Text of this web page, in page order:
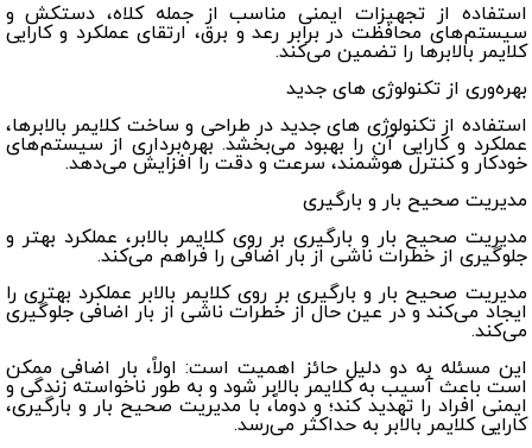
استفاده از تجهیزات ایمنی مناسب از جمله کلاه، دستکش و
سیستم‌های محافظت در برابر رعد و برق، ارتقای عملکرد و کارایی
کلایمر بالابرها را تضمین می‌کند.
بهره‌وری از تکنولوژی های جدید
استفاده از تکنولوژی های جدید در طراحی و ساخت کلایمر بالابرها،
عملکرد و کارایی آن را بهبود می‌بخشد. بهره‌برداری از سیستم‌های
خودکار و کنترل هوشمند، سرعت و دقت را افزایش می‌دهد.
مدیریت صحیح بار و بارگیری
مدیریت صحیح بار و بارگیری بر روی کلایمر بالابر، عملکرد بهتر و
جلوگیری از خطرات ناشی از بار اضافی را فراهم می‌کند.
مدیریت صحیح بار و بارگیری بر روی کلایمر بالابر عملکرد بهتری را
ایجاد می‌کند و در عین حال از خطرات ناشی از بار اضافی جلوگیری
می‌کند.
این مسئله به دو دلیل حائز اهمیت است: اولاً، بار اضافی ممکن
است باعث آسیب به کلایمر بالابر شود و به طور ناخواسته زندگی و
ایمنی افراد را تهدید کند؛ و دوماً، با مدیریت صحیح بار و بارگیری،
کارایی کلایمر بالابر به حداکثر می‌رسد.